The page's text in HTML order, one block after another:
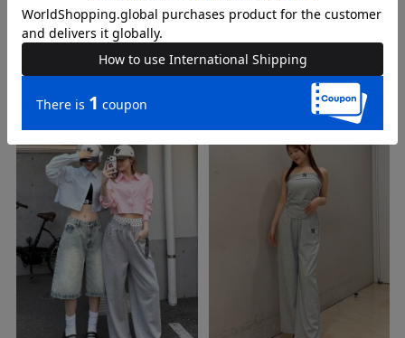
nana
161cm
店舗STAFF
161cm
店舗STAFF
3 4